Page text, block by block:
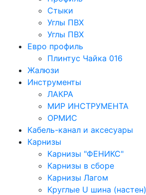
Стыки
Углы ПВХ
Углы ПВХ
Евро профиль
Плинтус Чайка 016
Жалюзи
Инструменты
ЛАКРА
МИР ИНСТРУМЕНТА
ОРМИС
Кабель-канал и аксесуары
Карнизы
Карнизы "ФЕНИКС"
Карнизы в сборе
Карнизы Лагом
Круглые U шина (настен)